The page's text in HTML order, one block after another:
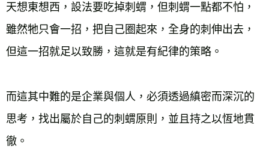
天想東想西，設法要吃掉刺蝟，但刺蝟一點都不怕，
雖然牠只會一招，把自己圈起來，全身的刺伸出去，
但這一招就足以致勝，這就是有紀律的策略。
而這其中難的是企業與個人，必須透過縝密而深沉的
思考，找出屬於自己的刺蝟原則，並且持之以恆地貫
徹。